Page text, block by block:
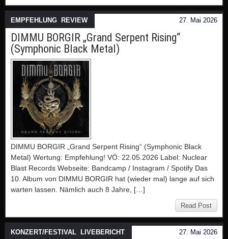
27. Mai 2026
EMPFEHLUNG REVIEW
DIMMU BORGIR „Grand Serpent Rising“
(Symphonic Black Metal)
DIMMU BORGIR „Grand Serpent Rising“ (Symphonic Black
Metal) Wertung: Empfehlung! VÖ: 22.05.2026 Label: Nuclear
Blast Records Webseite: Bandcamp / Instagram / Spotify Das
10. Album von DIMMU BORGIR hat (wieder mal) lange auf sich
warten lassen. Nämlich auch 8 Jahre, […]
Read Post
27. Mai 2026
KONZERT/FESTIVAL LIVEBERICHT